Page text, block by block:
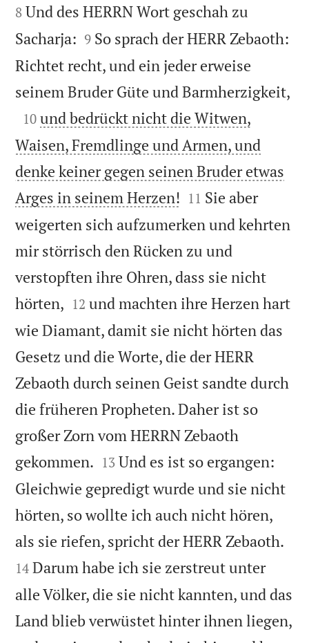
8 Und des HERRN Wort geschah zu
Sacharja: 

9 So sprach der HERR Zebaoth:
Richtet recht, und ein jeder erweise
seinem Bruder Güte und Barmherzigkeit,

10 und bedrückt nicht die Witwen,
Waisen, Fremdlinge und Armen, und
denke keiner gegen seinen Bruder etwas
Arges in seinem Herzen! 

11 Sie aber
weigerten sich aufzumerken und kehrten
mir störrisch den Rücken zu und
verstopften ihre Ohren, dass sie nicht
hörten, 

12 und machten ihre Herzen hart
wie Diamant, damit sie nicht hörten das
Gesetz und die Worte, die der HERR
Zebaoth durch seinen Geist sandte durch
die früheren Propheten. Daher ist so
großer Zorn vom HERRN Zebaoth
gekommen. 

13 Und es ist so ergangen:
Gleichwie gepredigt wurde und sie nicht
hörten, so wollte ich auch nicht hören,
als sie riefen, spricht der HERR Zebaoth.
14 Darum habe ich sie zerstreut unter
alle Völker, die sie nicht kannten, und das
Land blieb verwüstet hinter ihnen liegen,